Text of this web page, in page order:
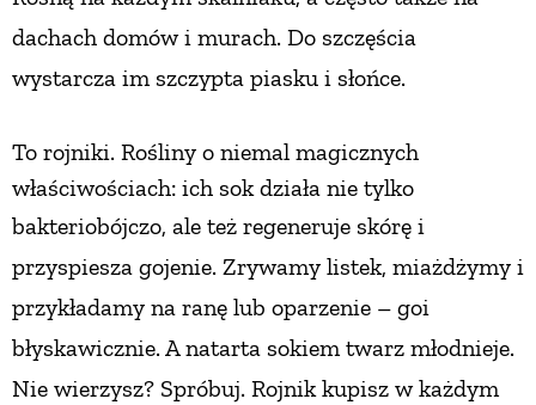
dachach domów i murach. Do szczęścia
wystarcza im szczypta piasku i słońce.
To rojniki. Rośliny o niemal magicznych
właściwościach: ich sok działa nie tylko
bakteriobójczo, ale też regeneruje skórę i
przyspiesza gojenie. Zrywamy listek, miażdżymy i
przykładamy na ranę lub oparzenie – goi
błyskawicznie. A natarta sokiem twarz młodnieje.
Nie wierzysz? Spróbuj. Rojnik kupisz w każdym
NATURALNIE
URODA
NATURALNA APTECZKA